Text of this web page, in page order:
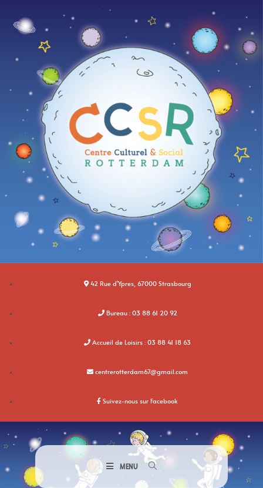
42 Rue d'Ypres, 67000 Strasbourg
Bureau : 03 88 61 20 92
Accueil de Loisirs : 03 88 41 18 63
centrerotterdam67@gmail.com
Suivez-nous sur Facebook
MENU